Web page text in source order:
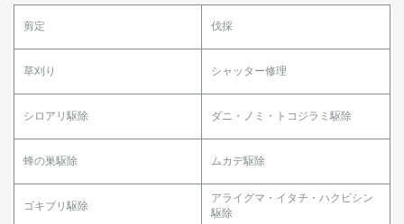
剪定 伐採
草刈り シャッター修理
シロアリ駆除 ダニ・ノミ・トコジラミ駆除
蜂の巣駆除 ムカデ駆除
ゴキブリ駆除
アライグマ・イタチ・ハクビシン
駆除